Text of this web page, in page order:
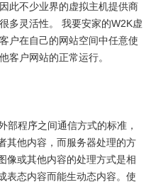
此不少业界的虚拟主机提供商
多灵活性。 我要安家的W2K虚
户在自己的网站空间中任意使
客户网站的正常运行。
程序之间通信方式的标准，
其他内容，而服务器处理的方
像或其他内容的处理方式是相
表态内容而能生动态内容。使